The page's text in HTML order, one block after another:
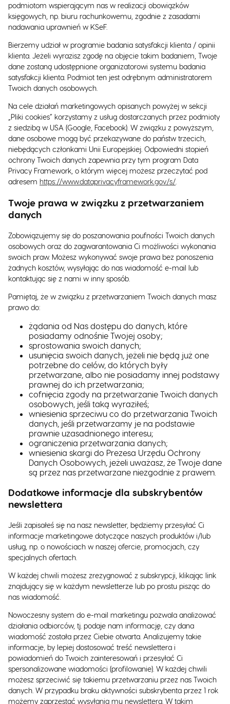
podmiotom wspierającym nas w realizacji obowiązków
księgowych, np. biuru rachunkowemu, zgodnie z zasadami
nadawania uprawnień w KSeF.
Bierzemy udział w programie badania satysfakcji klienta / opinii
klienta. Jeżeli wyrazisz zgodę na objęcie takim badaniem, Twoje
dane zostaną udostępnione organizatorowi systemu badania
satysfakcji klienta. Podmiot ten jest odrębnym administratorem
Twoich danych osobowych.
Na cele działań marketingowych opisanych powyżej w sekcji
„Pliki cookies” korzystamy z usług dostarczanych przez podmioty
z siedzibą w USA (Google, Facebook). W związku z powyższym,
dane osobowe mogą być przekazywane do państw trzecich,
niebędących członkami Unii Europejskiej. Odpowiedni stopień
ochrony Twoich danych zapewnia przy tym program Data
Privacy Framework, o którym więcej możesz przeczytać pod
adresem https://www.dataprivacyframework.gov/s/
Twoje prawa w związku z przetwarzaniem
danych
Zobowiązujemy się do poszanowania poufności Twoich danych
osobowych oraz do zagwarantowania Ci możliwości wykonania
swoich praw. Możesz wykonywać swoje prawa bez ponoszenia
żadnych kosztów, wysyłając do nas wiadomość e-mail lub
kontaktując się z nami w inny sposób.
Pamiętaj, że w związku z przetwarzaniem Twoich danych masz
prawo do:
żądania od Nas dostępu do danych, które
posiadamy odnośnie Twojej osoby;
sprostowania swoich danych;
usunięcia swoich danych, jeżeli nie będą już one
potrzebne do celów, do których były
przetwarzane, albo nie posiadamy innej podstawy
prawnej do ich przetwarzania;
cofnięcia zgody na przetwarzanie Twoich danych
osobowych, jeśli taką wyraziłeś;
wniesienia sprzeciwu co do przetwarzania Twoich
danych, jeśli przetwarzamy je na podstawie
prawnie uzasadnionego interesu;
ograniczenia przetwarzania danych;
wniesienia skargi do Prezesa Urzędu Ochrony
Danych Osobowych, jeżeli uważasz, że Twoje dane
są przez nas przetwarzane niezgodnie z prawem.
Dodatkowe informacje dla subskrybentów
newslettera
Jeśli zapisałeś się na nasz newsletter, będziemy przesyłać Ci
informacje marketingowe dotyczące naszych produktów i/lub
usług, np. o nowościach w naszej ofercie, promocjach, czy
specjalnych ofertach.
W każdej chwili możesz zrezygnować z subskrypcji, klikając link
znajdujący się w każdym newsletterze lub po prostu pisząc do
nas wiadomość.
Nowoczesny system do e-mail marketingu pozwala analizować
działania odbiorców, tj. podaje nam informację, czy dana
wiadomość została przez Ciebie otwarta. Analizujemy takie
informacje, by lepiej dostosować treść newslettera i
powiadomień do Twoich zainteresowań i przesyłać Ci
spersonalizowane wiadomości (profilowanie). W każdej chwili
możesz sprzeciwić się takiemu przetwarzaniu przez nas Twoich
danych. W przypadku braku aktywności subskrybenta przez 1 rok
możemy zaprzestać wysyłania mu newslettera. W takim